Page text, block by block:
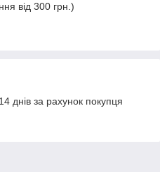
від 300 грн.)
днів за рахунок покупця